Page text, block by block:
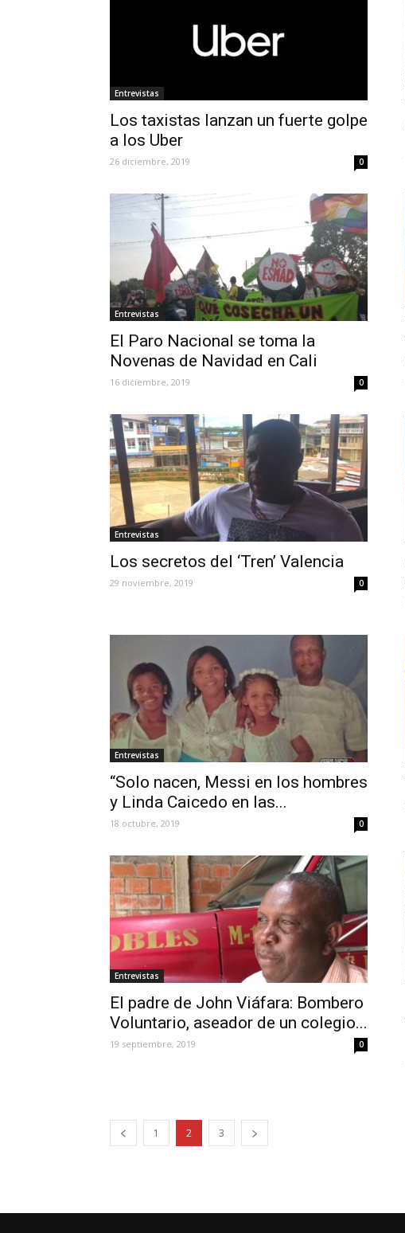
Entrevistas
Los taxistas lanzan un fuerte golpe
a los Uber
26 diciembre, 2019 0
Entrevistas
El Paro Nacional se toma la
Novenas de Navidad en Cali
16 diciembre, 2019 0
Entrevistas
Los secretos del ‘Tren’ Valencia
29 noviembre, 2019 0
Entrevistas
“Solo nacen, Messi en los hombres
y Linda Caicedo en las...
18 octubre, 2019 0
Entrevistas
El padre de John Viáfara: Bombero
Voluntario, aseador de un colegio...
19 septiembre, 2019 0
1 2 3